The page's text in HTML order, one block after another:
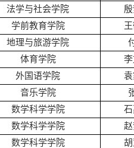
法学与社会学院
学前教育学院
地理与旅游学院
体育学院
外国语学院
音乐学院
数学科学学院
数学科学学院
数学科学学院